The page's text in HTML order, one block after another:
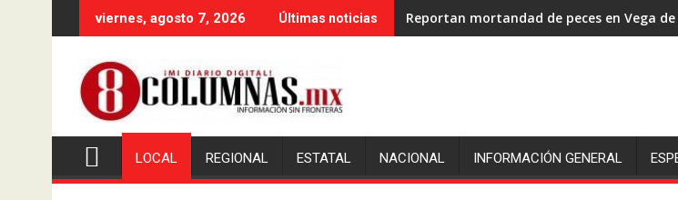
al
viernes, agosto 7, 2026 Últimas noticias Reportan mortandad de peces en Vega
LOCAL REGIONAL ESTATAL NACIONAL INFORMACIÓN GENERAL